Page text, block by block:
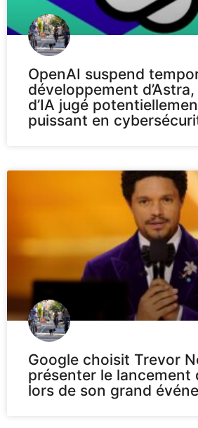
OpenAI suspend
développement
d’IA jugé
puissant en
Google choisit Trevor
présenter le lancement
lors de son grand